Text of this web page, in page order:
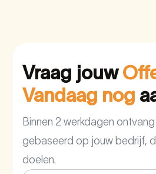
Vraag jouw
Vandaag nog
Binnen 2 werkdagen
gebaseerd op jouw bedrijf,
doelen.